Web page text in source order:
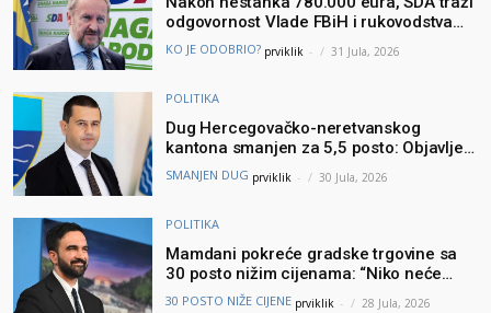
odgovornost Vlade FBiH i rukovodstva
Igmana
KO JE ODOBRIO? prviklik - 31 Jula, 2026
POLITIKA
Dug Hercegovačko-neretvanskog
kantona smanjen za 5,5 posto: Objavljeni
najnoviji podaci Ministarstva finansija
SMANJEN DUG prviklik - 30 Jula, 2026
POLITIKA
Mamdani pokreće gradske trgovine sa
30 posto nižim cijenama: “Niko neće
brinuti može li prehraniti svoju porodicu”
30 POSTO NIŽE CIJENE prviklik - 28 Jula, 2026